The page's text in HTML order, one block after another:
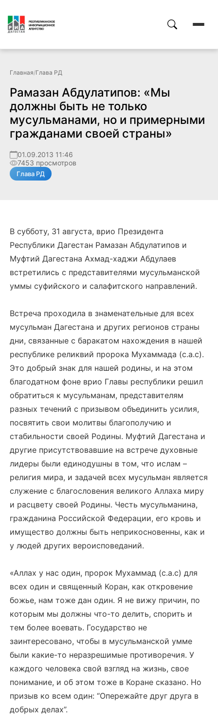
Главная/Глава РД
Рамазан Абдулатипов: «Мы
должны быть не только
мусульманами, но и примерными
гражданами своей страны»
01.09.2013 11:46
7453 просмотров
Глава РД
В субботу, 31 августа, врио Президента
Республики Дагестан Рамазан Абдулатипов и
Муфтий Дагестана Ахмад-хаджи Абдулаев
встретились с представителями мусульманской
уммы суфийского и салафитского направлений.
Встреча проходила в знаменательные для всех
мусульман Дагестана и других регионов страны
дни, связанные с баракатом нахождения в нашей
республике реликвий пророка Мухаммада (с.а.с).
Это добрый знак для нашей родины, и на этом
благодатном фоне врио Главы республики решил
обратиться к мусульманам, представителям
разных течений с призывом объединить усилия,
посвятить свои молитвы благополучию и
стабильности своей Родины. Муфтий Дагестана и
другие присутствовавшие на встрече духовные
лидеры были единодушны в том, что ислам –
религия мира, и задачей всех мусульман является
служение с благословения великого Аллаха миру
и расцвету своей Родины. Честь мусульманина,
гражданина Российской Федерации, его кровь и
имущество должны быть неприкосновенны, как и
у людей других вероисповеданий.
«Аллах у нас один, пророк Мухаммад (с.а.с) для
всех один и священный Коран, как откровение
божье, нам тоже дан один. Я не вижу причин, по
которым мы должны что-то делить, спорить и
тем более воевать. Государство не
заинтересовано, чтобы в мусульманской умме
были какие-то неразрешимые противоречия. У
каждого человека свой взгляд на жизнь, свое
понимание, и об этом тоже в Коране сказано. Но
призыв ко всем один: “Опережайте друг друга в
добрых делах”.